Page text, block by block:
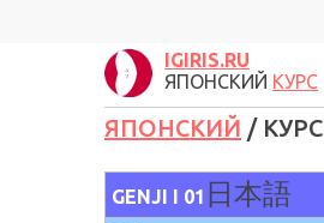
IGIRIS.RU
ЯПОНСКИЙ КУРС
ЯПОНСКИЙ / КУРС
GENJI I 01 日本語